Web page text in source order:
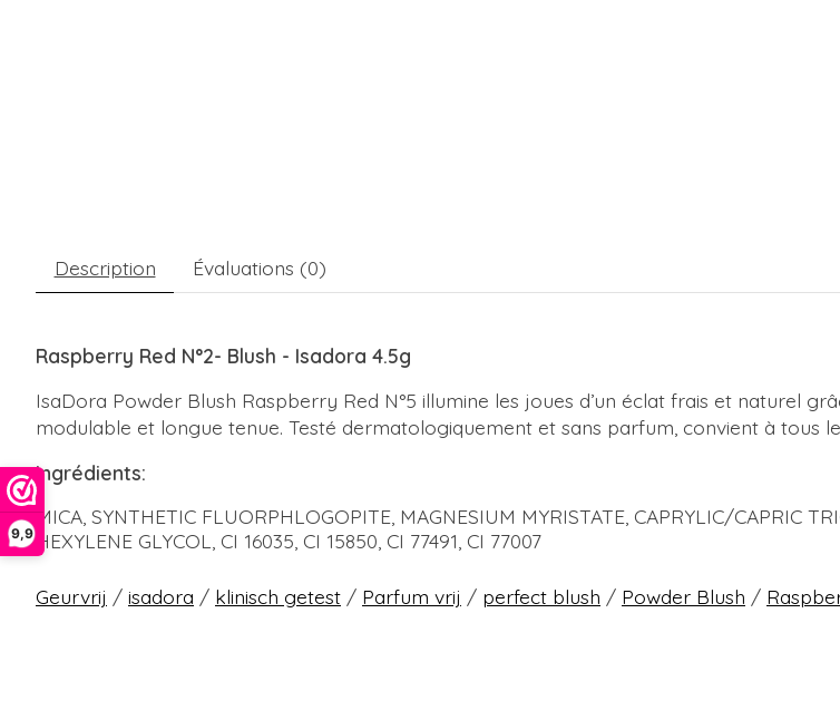
9,9
Description Évaluations (0)
Raspberry Red N°2- Blush - Isadora 4.5g
IsaDora Powder Blush Raspberry Red N°5 illumine les joues d’un éclat frais et naturel
modulable et longue tenue. Testé dermatologiquement et sans parfum, convient à tous
Ingrédients:
MICA, SYNTHETIC FLUORPHLOGOPITE, MAGNESIUM MYRISTATE, CAPRYLIC/CAPRIC
HEXYLENE GLYCOL, CI 16035, CI 15850, CI 77491, CI 77007
Geurvrij / isadora / klinisch getest / Parfum vrij / perfect blush / Powder Blush /